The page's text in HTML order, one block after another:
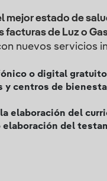
mejor estado de
facturas de Luz o
nuevos servicios
o digital gratuito
y centros de
elaboración del
del